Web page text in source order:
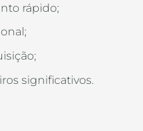
rápido;
significativos.